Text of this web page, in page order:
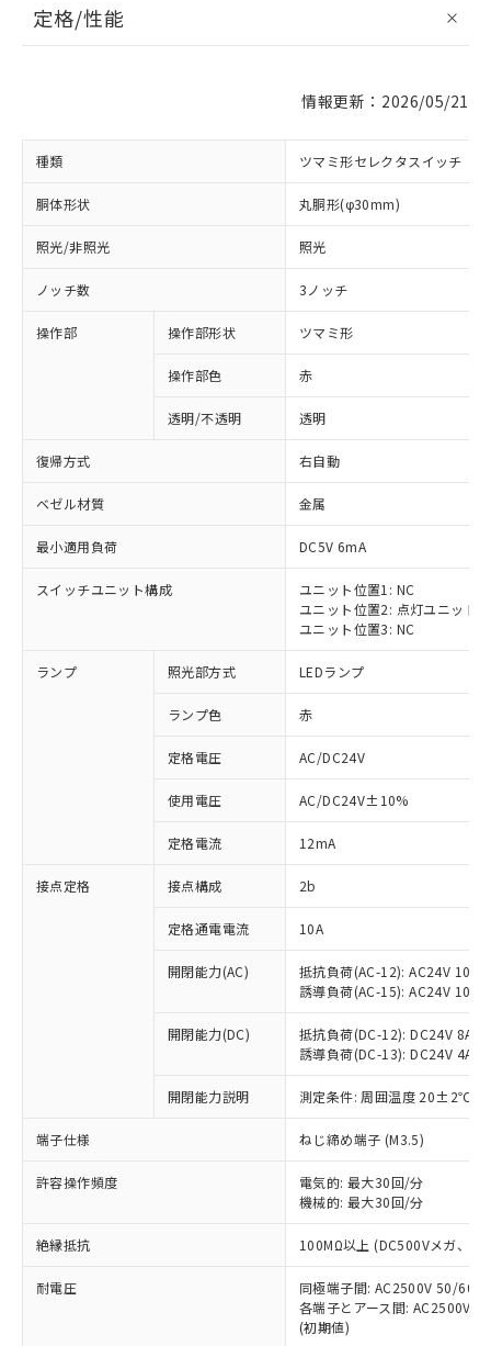
定格/性能
情報更新：2026/05/21
種類 ツマミ形セレクタスイッチ
胴体形状 丸胴形(φ30mm)
照光/非照光 照光
ノッチ数 3ノッチ
操作部 操作部形状 ツマミ形
操作部色 赤
透明/不透明 透明
復帰方式 右自動
ベゼル材質 金属
最小適用負荷 DC5V 6mA
スイッチユニット構成
ユニット位置1: NC
ユニット位置2: 点灯ユニット
ユニット位置3: NC
ランプ 照光部方式 LEDランプ
ランプ色 赤
定格電圧 AC/DC24V
使用電圧 AC/DC24V±10%
定格電流 12mA
接点定格 接点構成 2b
定格通電電流 10A
開閉能力(AC)
抵抗負荷(AC-12): AC24V 10A/
誘導負荷(AC-15): AC24V
開閉能力(DC)
抵抗負荷(DC-12): DC24V 8A/
誘導負荷(DC-13): DC24V 4A/
開閉能力説明 測定条件: 周囲温度 20±2℃、
端子仕様 ねじ締め端子 (M3.5)
許容操作頻度
電気的: 最大30回/分
機械的: 最大30回/分
絶縁抵抗 100MΩ以上 (DC500Vメガ、点
耐電圧
同極端子間: AC2500V 50/
各端子とアース間: AC2500V
(初期値)
ご利用条件
以下の条件をお読みいただき、同意のうえ
ご利用ください。
本サービスは、当社制御機器事業取扱
商品の当社在庫状況および標準価格
(税抜)を提供させていただくもので
当社制御機器事業取扱商品の中には、
本サービスの対象外となる商品もある
ことをご了承ください。
在庫状況および標準価格照会結果は、
記載している更新日時点での社内デー
タに基づき作成されるものであり、閲
覧された時点での実際の在庫および標
準価格とは異なる場合があることをご
※1 対応状況
対応済み：EU RoHS指令（10物質）の
非含有に対応した製品が提供可能な商品で
す。
対応予定：EU RoHS指令（10物質）の非含
有に対応した製品に切り替える予定のある
対応予定なし：EU RoHS指令（10物質）の
非含有に非対応の商品で、対応品を出す予
定はありません。
調査・確認中：EU RoHS指令（10物質）の
非含有の対応状況を調査中または確認中の
非該当品：ライセンス料など無形物で、有
害物質有無と関係のない商品です。
仕入先様の事情により、非含有部品として
いたものが、含有品と判明した場合などや
むを得ず変更することがあります。
六価クロム(Cr(Ⅵ)) 1000ppm以下、ポリ臭化ビフェニル
類(PBB) 1000ppm以下、ポリ臭化ジフェニルエーテル類
「○」：最大均質材料含有率が中国RoHSの
基準値以下であることを示します。
「×」：最大均質材料含有率が中国RoHSの
基準値を超えていることを示します。
「－」：未確認です。当社販売部門へお問
*中国RoHS10物質の基準値 (GB/T26572)：
Pb(鉛) :1000ppm、 Hg(水銀) : 1000ppm、 Cd(カドミウ
Cr(Ⅵ)(六価クロム) : 1000ppm、 PBBs(ポリ臭化ビフェ
当社は、これら貴社製品のうち、外国
為替および外国貿易法に定める商品
（以下｢規制貨物等」という）を輸出
または国外への提供する場合は、日本
国政府の輸出許可(または役務取引許
可)を取得するなどの必要な手続きを